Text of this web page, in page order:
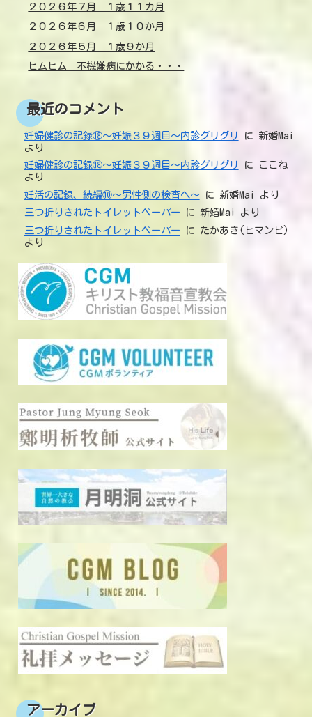
２０２６年７月 １歳１１カ月
２０２６年６月 １歳１０か月
２０２６年５月 １歳９か月
ヒムヒム 不機嫌病にかかる・・・
最近のコメント
妊婦健診の記録⑱～妊娠３９週目～内診グリグリ に 新婚Mai
より
妊婦健診の記録⑱～妊娠３９週目～内診グリグリ
に
ここね
より
妊活の記録、続編⑩～男性側の検査へ～に 新婚Mai
より
三つ折りされたトイレットペーパー に 新婚Mai
より
三つ折りされたトイレットペーパー に たかあき(ヒマンピ)
より
アーカイブ